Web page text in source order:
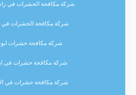
شركة مكافحة الحشرات في
شركة مكافحة الحشرات في
شركة مكافحة حشرات
شركة مكافحة حشرات في
شركة مكافحة حشرات في